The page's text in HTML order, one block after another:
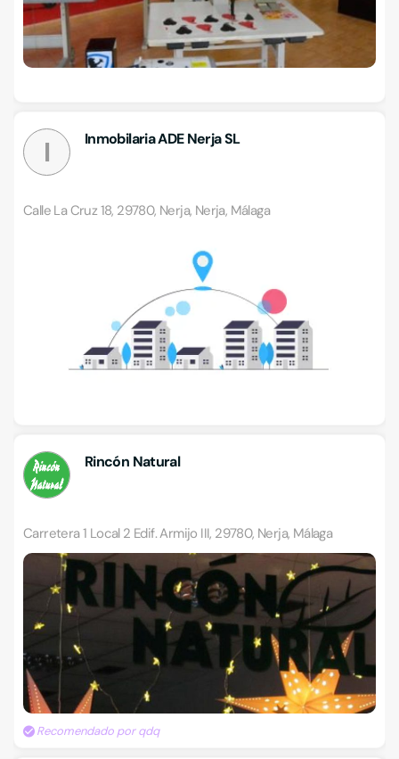
I Inmobilaria ADE Nerja SL
Calle La Cruz 18, 29780, Nerja, Nerja, Málaga
Rincón Natural
Carretera 1 Local 2 Edif. Armijo III, 29780, Nerja, Málaga
Recomendado por qdq